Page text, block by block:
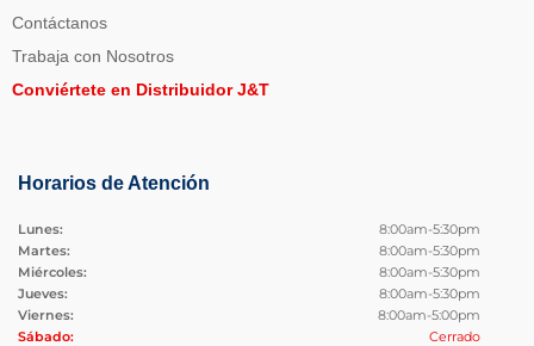
Contáctanos
Trabaja con Nosotros
Conviértete en Distribuidor J&T
Horarios de Atención
Lunes:
8:00am-5:30pm
Martes:
8:00am-5:30pm
Miércoles:
8:00am-5:30pm
Jueves:
8:00am-5:30pm
Viernes:
8:00am-5:00pm
Sábado:
Cerrado